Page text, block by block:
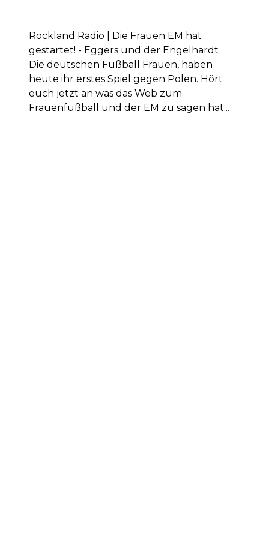
Rockland Radio | Die Frauen EM hat
gestartet! - Eggers und der Engelhardt
Die deutschen Fußball Frauen, haben
heute ihr erstes Spiel gegen Polen. Hört
euch jetzt an was das Web zum
Frauenfußball und der EM zu sagen hat...